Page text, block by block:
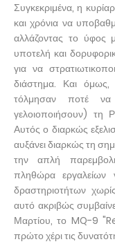
Συγκεκριμένα, η
και χρόνια να
αλλάζοντας το ύφος
υποτελή και
για να
διάστημα. Και
τόλμησαν ποτέ
γελοιοποιήσουν) τη
Αυτός ο διαρκώς
αυξάνει διαρκώς τη
την απλή
πληθώρα εργαλείων
δραστηριοτήτων
αυτό ακριβώς
Μαρτίου, το MQ-9
πρώτο χέρι τις